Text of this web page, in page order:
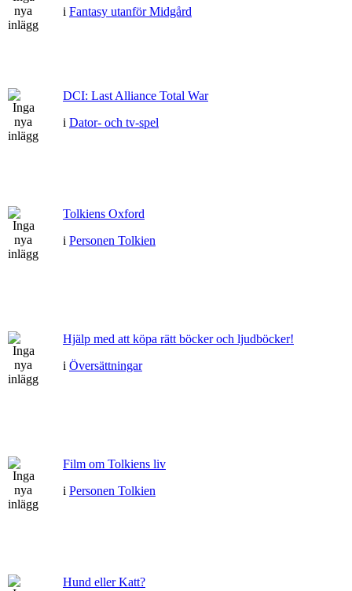
i Fantasy utanför Midgård
DCI: Last Alliance Total War
i Dator- och tv-spel
Tolkiens Oxford
i Personen Tolkien
Hjälp med att köpa rätt böcker och ljudböcker!
i Översättningar
Film om Tolkiens liv
i Personen Tolkien
Hund eller Katt?